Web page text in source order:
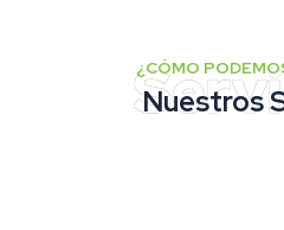
¿CÓMO
Nuestros